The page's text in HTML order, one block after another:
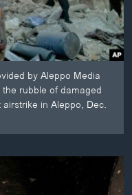
by Aleppo Media
rubble of damaged
in Aleppo, Dec.